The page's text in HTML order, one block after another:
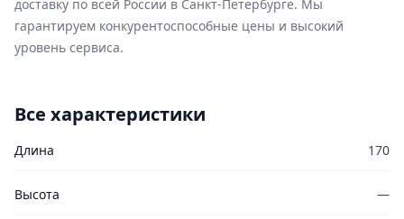
доставку по всей России в Санкт-Петербурге. Мы
гарантируем конкурентоспособные цены и высокий
уровень сервиса.
Все характеристики
Длина 170
Высота —